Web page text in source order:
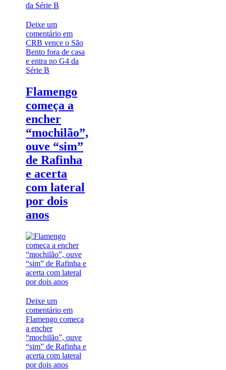
Deixe um
comentárioem
CRB vence o São
Bento fora de casa
e entra no G4 da
Série B
Flamengo
começa a
encher
“mochilão”,
ouve “sim”
de Rafinha
e acerta
com lateral
por dois
anos
Deixe um
comentárioem
Flamengo começa
a encher
“mochilão”, ouve
“sim” de Rafinha e
acerta com lateral
por dois anos